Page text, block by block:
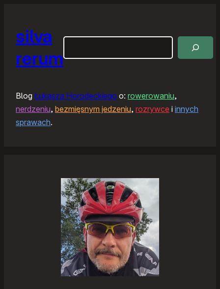
silva
rerum
Blog Łukasza Horodeckiego o: rowerowaniu,
nerdzeniu, bezmięsnym jedzeniu, rozrywce i innych
sprawach.